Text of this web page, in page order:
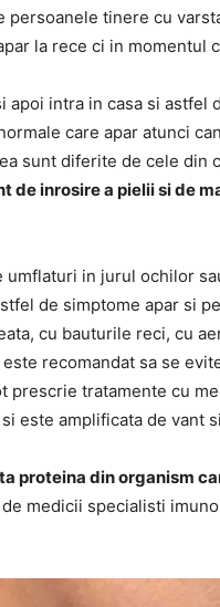
tinere cu
la rece ci in momentul
apoi intra in casa si astfel
care apar atunci
sunt diferite de cele din
de inrosire a pielii si de
umflaturi in jurul ochilor
de simptome apar si
cu bauturile reci, cu
recomandat sa se
prescrie tratamente cu
este amplificata de vant
proteina din organism
medicii specialisti